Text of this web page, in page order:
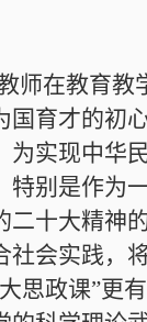
师在教育教
国育才的初
为实现中华
特别是作为
二十大精神
社会实践，
思政课”更